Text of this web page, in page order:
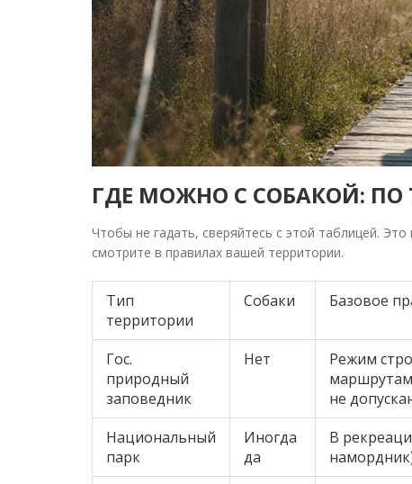
ГДЕ МОЖНО С СОБАКОЙ:
Чтобы не гадать, сверяйтесь с этой таблицей.
смотрите в правилах вашей территории.
Тип
территории
Собаки Базовое
Гос.
природный
заповедник
Нет
Режим
не
Национальный
парк
Иногда
да
В